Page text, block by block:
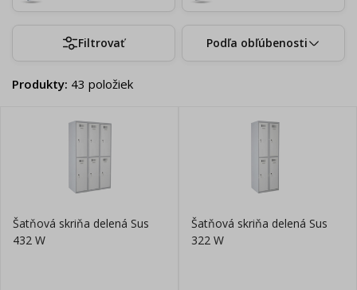
Filtrovať Podľa obľúbenosti
Produkty: 43 položiek
Šatňová skriňa delená Sus
432 W
Šatňová skriňa delená Sus
322 W